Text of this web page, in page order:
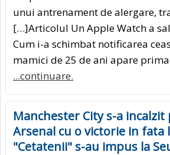
unui antrenament de alergare,
[…]Articolul Un Apple Watch a
Cum i-a schimbat notificarea
mamici de 25 de ani apare
...continuare.
Manchester City s-a
Arsenal cu o victorie in fata
"Cetatenii" s-au impus la